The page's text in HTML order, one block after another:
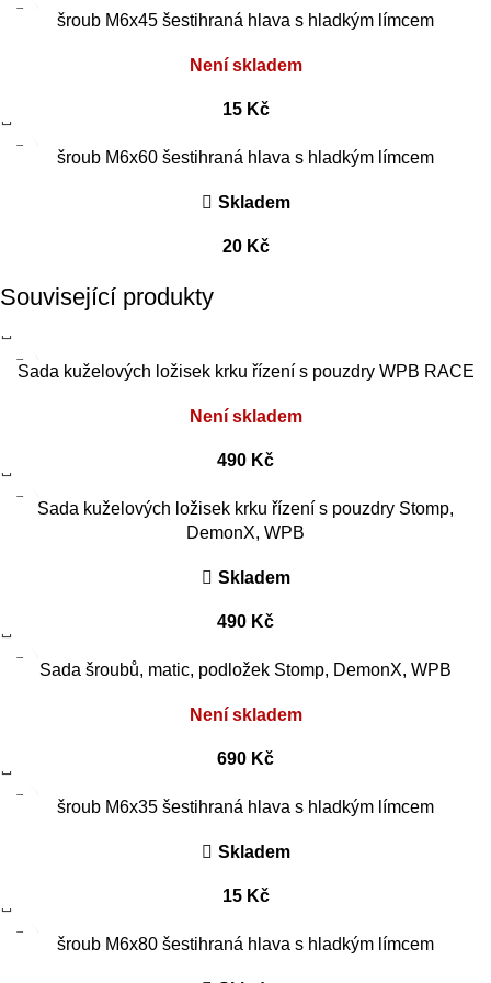
šroub M6x45 šestihraná hlava s hladkým límcem
Není skladem
15 Kč
šroub M6x60 šestihraná hlava s hladkým límcem
Skladem
20 Kč
Související produkty
Sada kuželových ložisek krku řízení s pouzdry WPB RACE
Není skladem
490 Kč
Sada kuželových ložisek krku řízení s pouzdry Stomp,
DemonX, WPB
Skladem
490 Kč
Sada šroubů, matic, podložek Stomp, DemonX, WPB
Není skladem
690 Kč
šroub M6x35 šestihraná hlava s hladkým límcem
Skladem
15 Kč
šroub M6x80 šestihraná hlava s hladkým límcem